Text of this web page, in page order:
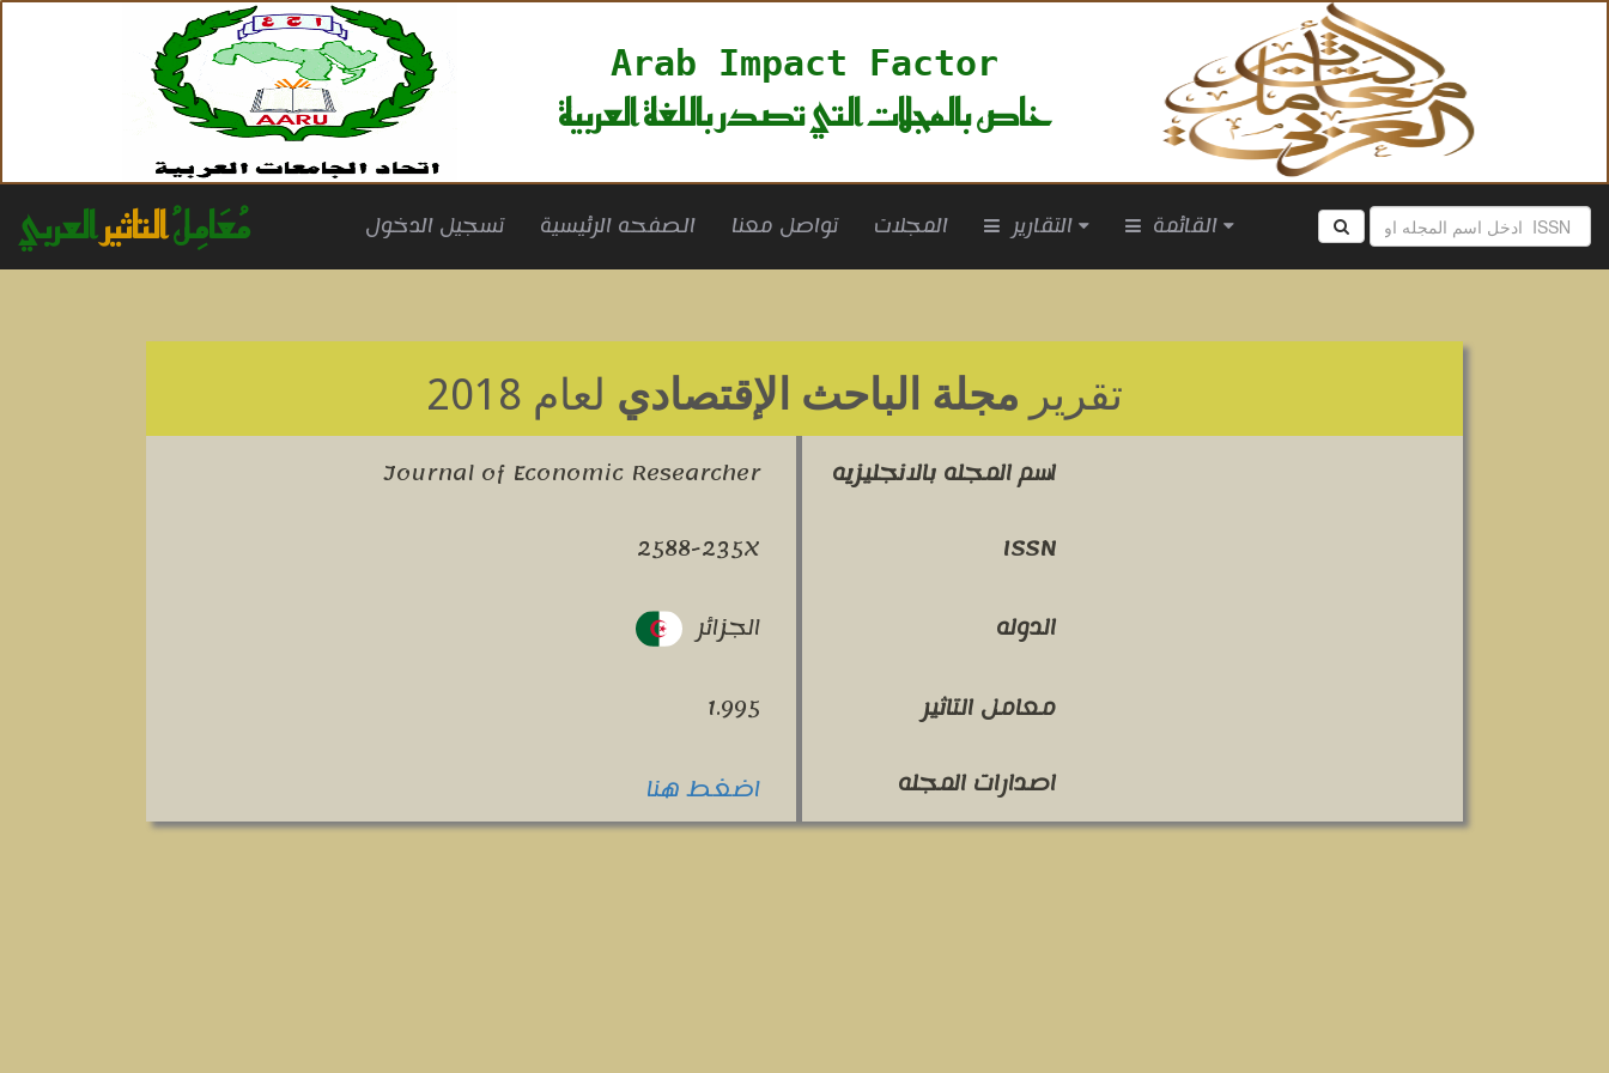
Arab Impact Factor
خاص بالمجلات التي تصدر باللغة العربية
مُعَامِلُالتاثيرالعربي تسجيل الدخول الصفحه الرئيسية تواصل معنا المجلات التقارير القائمة
تقرير مجلة الباحث الإقتصادي لعام 2018
اسم المجله بالانجليزيه
Journal of Economic Researcher
ISSN
2588-235X
الدوله
الجزائر
معامل التاثير
1.995
اصدارات المجله
اضغط هنا